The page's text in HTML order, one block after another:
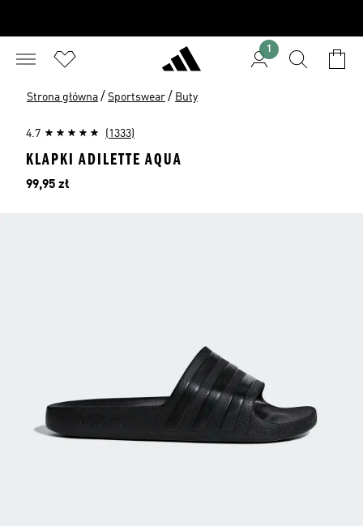
1
Strona główna / Sportswear / Buty
4.7 (1333)
KLAPKI ADILETTE AQUA
Cena
99,95 zł